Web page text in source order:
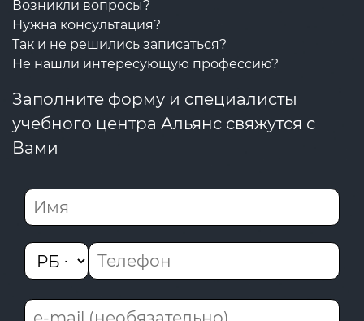
Возникли вопросы?
Нужна консультация?
Так и не решились записаться?
Не нашли интересующую профессию?
Заполните форму и специалисты
учебного центра Альянс свяжутся с
Вами